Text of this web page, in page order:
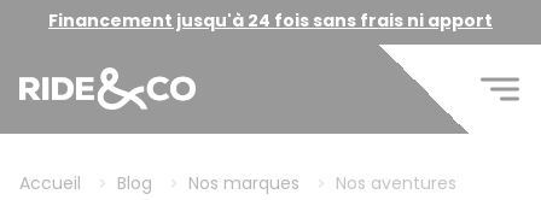
Financement jusqu'à 24 fois sans frais ni apport
Accueil Blog Nos marques
Nos aventures